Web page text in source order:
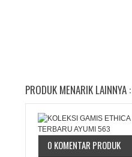
PRODUK MENARIK LAINNYA :
0 KOMENTAR PRODUK